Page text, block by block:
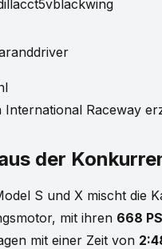
International Raceway
der
S und X mischt die
mit ihren 668 PS
mit einer Zeit von